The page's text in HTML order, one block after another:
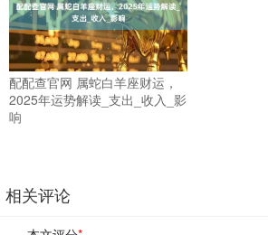
配配查官网 属蛇白羊座财运，
2025年运势解读_支出_收入_影
响
相关评论